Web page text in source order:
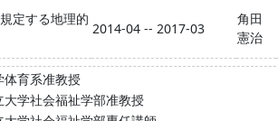
定する地理的
2014-04 -- 2017-03
角田
憲治
体育系准教授
大学社会福祉学部准教授